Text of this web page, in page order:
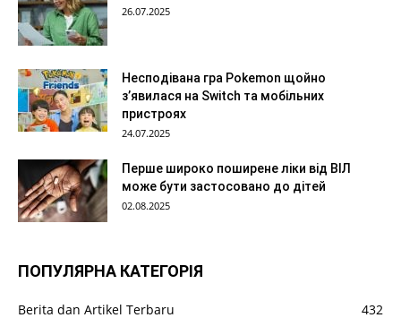
26.07.2025
Несподівана гра Pokemon щойно
з’явилася на Switch та мобільних
пристроях
24.07.2025
Перше широко поширене ліки від ВІЛ
може бути застосовано до дітей
02.08.2025
ПОПУЛЯРНА КАТЕГОРІЯ
Berita dan Artikel Terbaru 432